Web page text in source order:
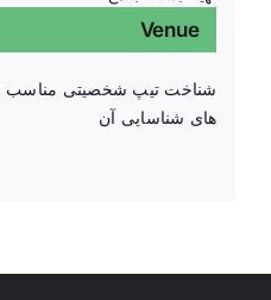
Venue
شناخت تیپ شخصیتی مناسب
های شناسایی آن